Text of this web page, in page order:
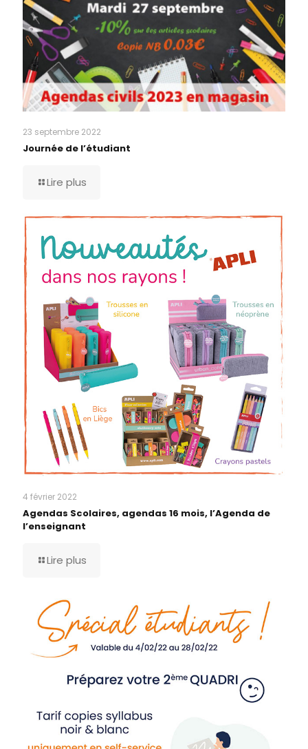
23 septembre 2022
Journée de l’étudiant
Lire plus
4 février 2022
Agendas Scolaires, agendas 16 mois, l’Agenda de
l’enseignant
Lire plus